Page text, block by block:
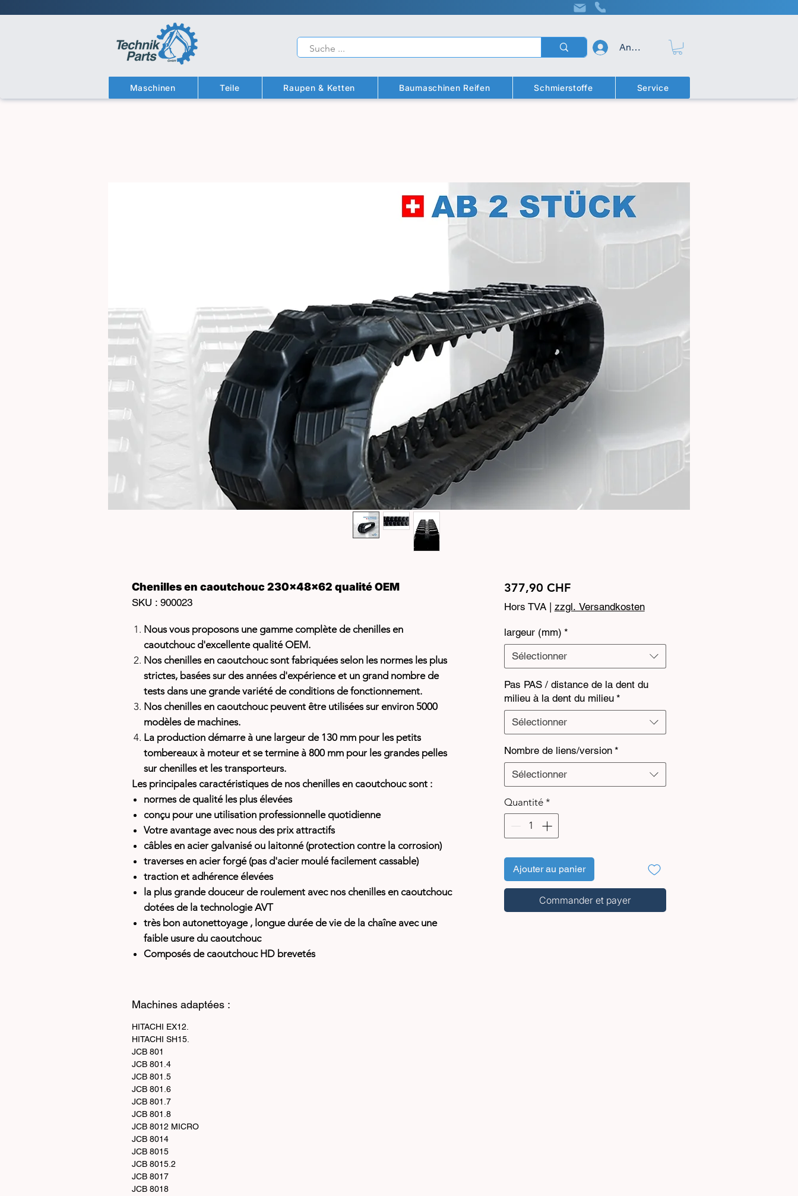
Anmelden
Maschinen Teile Raupen & Ketten Baumaschinen Reifen Schmierstoffe Service
Chenilles en caoutchouc 230x48x62 qualité OEM
SKU : 900023
Nous vous proposons une gamme complète de chenilles en
caoutchouc d'excellente qualité OEM.
Nos chenilles en caoutchouc sont fabriquées selon les normes les plus
strictes, basées sur des années d'expérience et un grand nombre de
tests dans une grande variété de conditions de fonctionnement.
Nos chenilles en caoutchouc peuvent être utilisées sur environ 5000
modèles de machines.
La production démarre à une largeur de 130 mm pour les petits
tombereaux à moteur et se termine à 800 mm pour les grandes pelles
sur chenilles et les transporteurs.
Les principales caractéristiques de nos chenilles en caoutchouc sont :
normes de qualité les plus élevées
conçu pour une utilisation professionnelle quotidienne
Votre avantage avec nous des prix attractifs
câbles en acier galvanisé ou laitonné (protection contre la corrosion)
traverses en acier forgé (pas d'acier moulé facilement cassable)
traction et adhérence élevées
la plus grande douceur de roulement avec nos chenilles en caoutchouc
dotées de la technologie AVT
très bon autonettoyage , longue durée de vie de la chaîne avec une
faible usure du caoutchouc
Composés de caoutchouc HD brevetés
Machines adaptées :
HITACHI EX12.
HITACHI SH15.
JCB 801
JCB 801.4
JCB 801.5
JCB 801.6
JCB 801.7
JCB 801.8
JCB 8012 MICRO
JCB 8014
JCB 8015
JCB 8015.2
JCB 8017
JCB 8018
377,90 CHFPrix
Hors TVA| zzgl. Versandkosten
largeur (mm) *
Sélectionner
Pas PAS / distance de la dent du
milieu à la dent du milieu *
Sélectionner
Nombre de liens/version *
Sélectionner
Quantité *
Ajouter au panier
Commander et payer